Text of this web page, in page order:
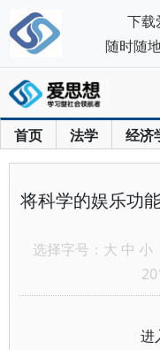
首页 法学 经济
将科学的娱乐功
选择字号： 大 中 小
进
下载
随时随